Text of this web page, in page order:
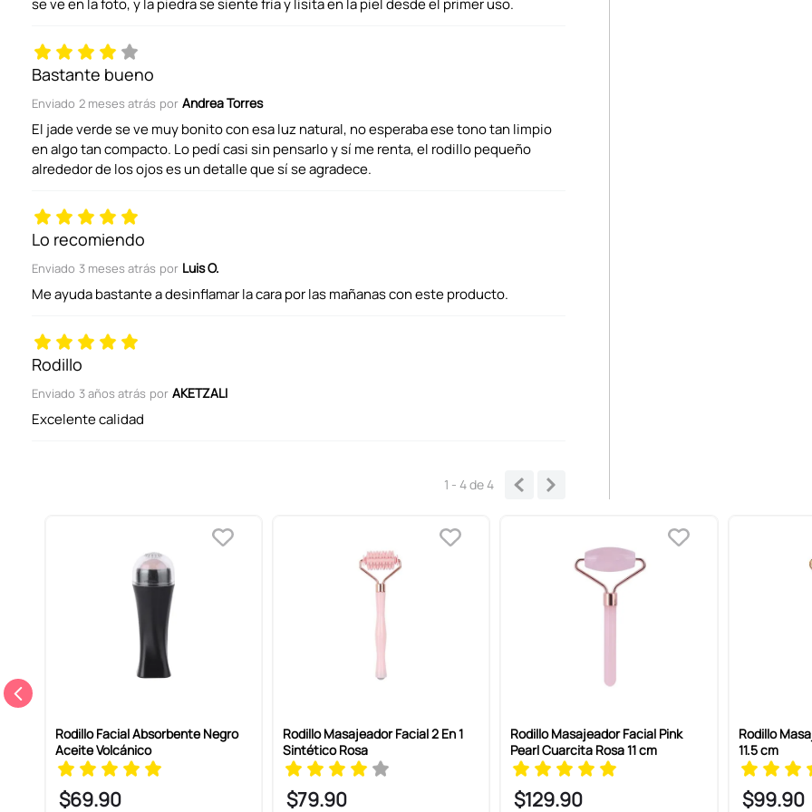
Tu nombre
Dirección de email
se ve en la foto, y la piedra se siente fría y lisita en la piel desde el primer uso.
Bastante bueno
Enviado 2 meses atrás por Andrea Torres
El jade verde se ve muy bonito con esa luz natural, no esperaba ese tono tan limpio
en algo tan compacto. Lo pedí casi sin pensarlo y sí me renta, el rodillo pequeño
alrededor de los ojos es un detalle que sí se agradece.
Lo recomiendo
Enviado 3 meses atrás por Luis O.
Me ayuda bastante a desinflamar la cara por las mañanas con este producto.
Rodillo
Enviado 3 años atrás por AKETZALI
Excelente calidad
1 - 4de4
Rodillo Facial Absorbente Negro
Aceite Volcánico
$69.90
Rodillo Masajeador Facial 2 En 1
Sintético Rosa
$79.90
Rodillo Masajeador Facial Pink
Pearl Cuarcita Rosa 11 cm
$129.90
Rodillo
11.5 cm
$99.90